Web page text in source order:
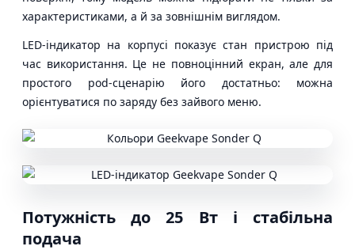
характеристиками, а й за зовнішнім виглядом.
LED-індикатор на корпусі показує стан пристрою під
час використання. Це не повноцінний екран, але для
простого pod-сценарію його достатньо: можна
орієнтуватися по заряду без зайвого меню.
Потужність до 25 Вт і стабільна
подача